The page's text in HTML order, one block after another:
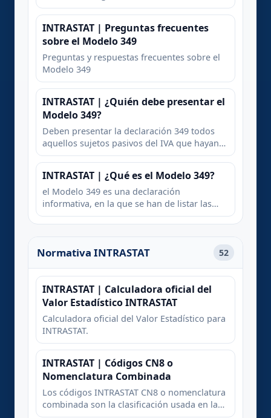
miembros de la Unión subsiguiente a una
adquisición de bienes exenta en el marco de
una Operación Triangular. Prestaciones y
Adquisiciones intracomunitarias de servicios.
bienes posteriores a importación exenta.
posteriores a importación exenta, efectuada
por el representante fiscal. Adquisiciones
intracomunitaria de bienes exentas. Entrega
intracomunitaria de bienes a otros Estados
miembros de la Unión subsiguiente a una
adquisición de bienes exenta en el marco de
una Operación Triangular. Prestaciones y
Adquisiciones intracomunitarias de servicios.
INTRASTAT | Preguntas frecuentes
sobre el Modelo 349
Preguntas y respuestas frecuentes sobre el
Modelo 349
INTRASTAT | ¿Quién debe presentar el
Modelo 349?
Deben presentar la declaración 349 todos
aquellos sujetos pasivos del IVA que hayan
realizado en el período de declaración
INTRASTAT | ¿Qué es el Modelo 349?
el Modelo 349 es una declaración
informativa, en la que se han de listar las
operaciones intracomunitarias realizadas
por el contribuyente del IVA a lo largo del
Normativa INTRASTAT 52
INTRASTAT | Calculadora oficial del
Valor Estadístico INTRASTAT
Calculadora oficial del Valor Estadístico para
INTRASTAT.
INTRASTAT | Códigos CN8 o
Nomenclatura Combinada
Los códigos INTRASTAT CN8 o nomenclatura
combinada son la clasificación usada en la